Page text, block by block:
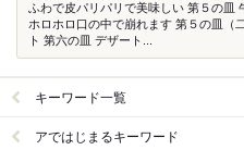
ふわで皮パリパリで美味しい 第５の皿
ホロホロ口の中で崩れます 第５の皿（
ト 第六の皿 デザート...
キーワード一覧
アではじまるキーワード